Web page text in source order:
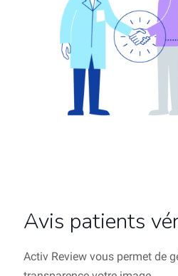
Avis patients
Activ Review vous permet de